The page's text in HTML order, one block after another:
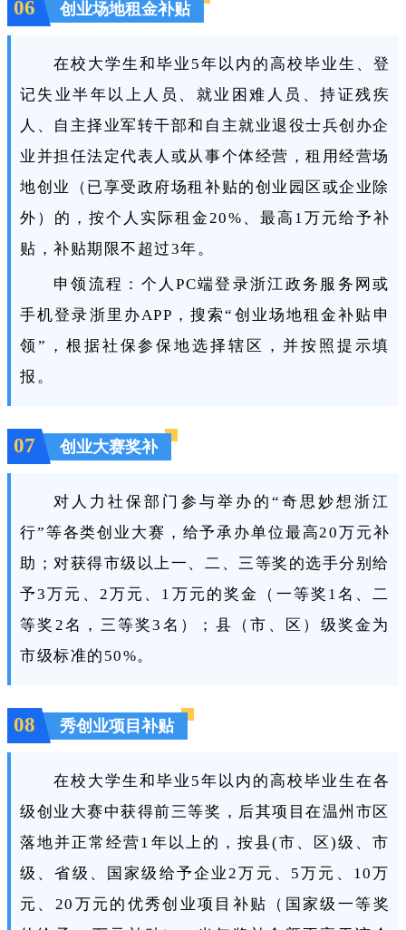
06 创业场地租金补贴
在校大学生和毕业5年以内的高校毕业生、登
记失业半年以上人员、就业困难人员、持证残疾
人、自主择业军转干部和自主就业退役士兵创办企
业并担任法定代表人或从事个体经营，租用经营场
地创业（已享受政府场租补贴的创业园区或企业除
外）的，按个人实际租金20%、最高1万元给予补
贴，补贴期限不超过3年。
申领流程：个人PC端登录浙江政务服务网或
手机登录浙里办APP，搜索“创业场地租金补贴申
领”，根据社保参保地选择辖区，并按照提示填
报。
07 创业大赛奖补
对人力社保部门参与举办的“奇思妙想浙江
行”等各类创业大赛，给予承办单位最高20万元补
助；对获得市级以上一、二、三等奖的选手分别给
予3万元、2万元、1万元的奖金（一等奖1名、二
等奖2名，三等奖3名）；县（市、区）级奖金为
市级标准的50%。
08 秀创业项目补贴
在校大学生和毕业5年以内的高校毕业生在各
级创业大赛中获得前三等奖，后其项目在温州市区
落地并正常经营1年以上的，按县(市、区)级、市
级、省级、国家级给予企业2万元、5万元、10万
元、20万元的优秀创业项目补贴（国家级一等奖